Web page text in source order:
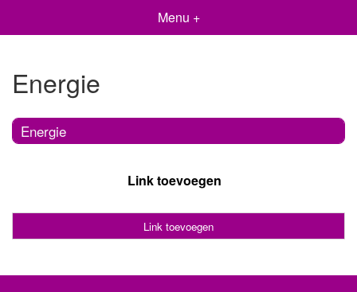
Menu +
Energie
Energie
Link toevoegen
Link toevoegen